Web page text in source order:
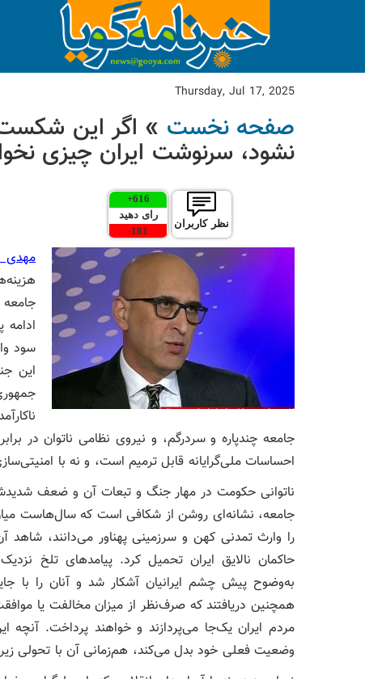
Thursday, Jul 17, 2025
صفحه نخست » اگر این شکست
نشود، سرنوشت ایران چیزی
نظر کاربران
616
+
رای دهید
181
-
مهدی
ادامه
سود
این
جامعه‌ چندپاره و سردرگم، و نیروی نظامی ناتوان در
احساسات ملی‌گرایانه قابل ترمیم است، و نه با
ناتوانی حکومت در مهار جنگ و تبعات آن و ضعف
جامعه، نشانه‌ای روشن از شکافی است که سال‌هاست
را وارث تمدنی کهن و سرزمینی پهناور می‌دانند،
حاکمان نالایق‌ ایران تحمیل کرد. پیامدهای تلخ
به‌وضوح پیش چشم ایرانیان آشکار شد و آنان را با
همچنین دریافتند که صرف‌نظر از میزان مخالفت یا
مردم ایران یک‌جا می‌پردازند و خواهند پرداخت. آنچه
وضعیت فعلی خود بدل می‌کند، هم‌زمانی آن با تحولی